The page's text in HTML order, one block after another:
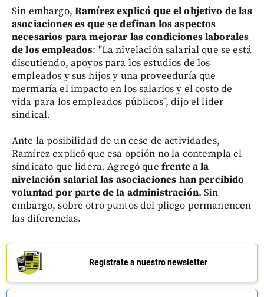
Sin embargo, Ramírez explicó que el objetivo de las
asociaciones es que se definan los aspectos
necesarios para mejorar las condiciones laborales
de los empleados: "La nivelación salarial que se está
discutiendo, apoyos para los estudios de los
empleados y sus hijos y una proveeduría que
mermaría el impacto en los salarios y el costo de
vida para los empleados públicos", dijo el lider
sindical.
Ante la posibilidad de un cese de actividades,
Ramírez explicó que esa opción no la contempla el
sindicato que lidera. Agregó que frente a la
nivelación salarial las asociaciones han percibido
voluntad por parte de la administración. Sin
embargo, sobre otro puntos del pliego permanencen
las diferencias.
Regístrate a nuestro newsletter